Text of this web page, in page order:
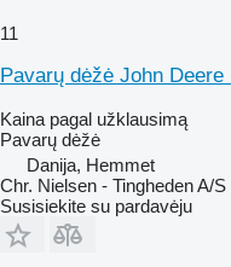
11
Pavarų dėžė John Deere
Kaina pagal užklausimą
Pavarų dėžė
Danija, Hemmet
Chr. Nielsen - Tingheden A/S
Susisiekite su pardavėju